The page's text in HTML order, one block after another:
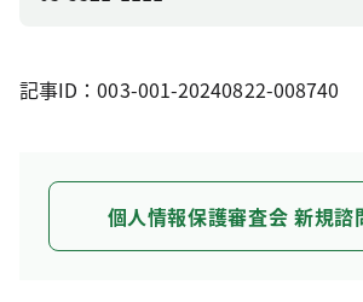
記事ID：003-001-20240822-008740
個人情報保護審査会 新規諮